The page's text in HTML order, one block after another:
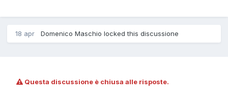
18 apr Domenico Maschio locked this discussione
Questa discussione è chiusa alle risposte.